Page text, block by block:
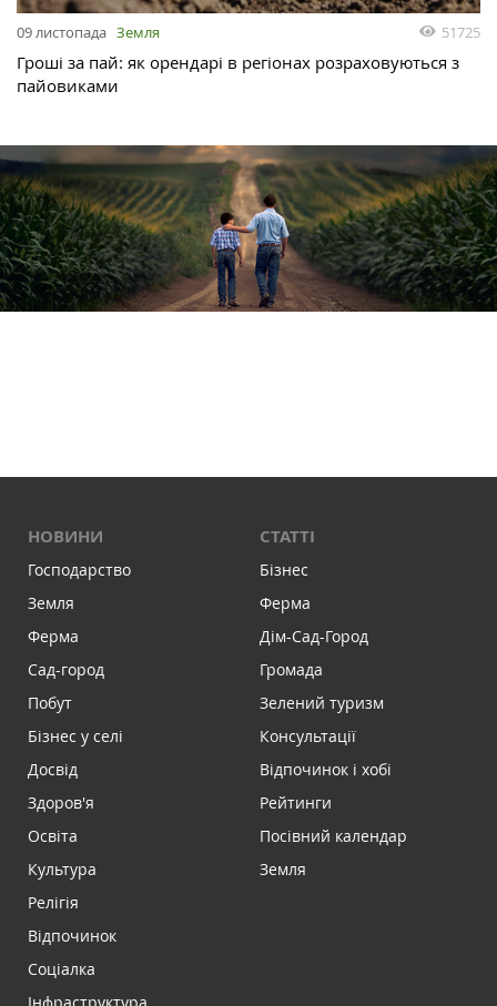
09 листопада Земля 51725
Гроші за пай: як орендарі в регіонах розраховуються з
пайовиками
НОВИНИ
Господарство
Земля
Ферма
Сад-город
Побут
Бізнес у селі
Досвід
Здоров'я
Освіта
Культура
Релігія
Відпочинок
Соціалка
СТАТТІ
Бізнес
Ферма
Дім-Сад-Город
Громада
Зелений туризм
Консультації
Відпочинок і хобі
Рейтинги
Посівний календар
Земля